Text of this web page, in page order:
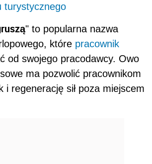
turystycznego
" to popularna nazwa
które pracownik
od swojego pracodawcy. Owo
ma pozwolić pracownikom
i regenerację sił poza miejscem